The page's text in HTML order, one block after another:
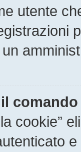
utente
cookie”